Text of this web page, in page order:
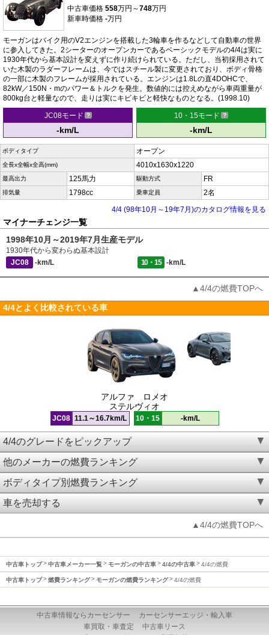
中古車価格 558万円～748万円
新車時価格 -万円
モーガンはバイク用のV2エンジンを搭載した3輪車を作るなどして自動車の世界
に参入してきた。2シーターのオープンカーであるベーシックモデルの4/4は実に
1930年代から基本設計を変えずに作り続けられている。ただし、当初採用されて
いた木製のラダーフレームは、今ではスチール製に変更されており、ボディ骨格
の一部に木製のフレームが採用されている。エンジンは1.8Lの直4DOHCで、
82kW／150N・mのパワー＆トルクを発生。数値的には控えめながら車両重量が
800kg台と軽量なので、走りは実にキビキビと軽快なものとなる。(1998.10)
JC08モード
-km/L
10・15モード
-km/L
ボディタイプ オープン
全長x全幅x全高(mm) 4010x1630x1220
最高出力 125馬力 駆動方式 FR
排気量 1798cc 乗車定員
2名
4/4 (98年10月～19年7月)のカタログ情報を見る
マイナーチェンジ一覧
1998年10月～2019年7月生産モデル
1930年代から変わらぬ基本設計
JC08
-km/L 10・15 -km/L
▲4/4の燃費TOPへ
4/4とよく比較されている車
アルファ ロメオ
ステルヴィオ
JC08 11.1～16.7km/L 10・15 -km/L
4/4のグレードをピックアップ
他のメーカーの燃費ランキング
ボディタイプ別燃費ランキング
車を売却する
▲4/4の燃費TOPへ
中古車トップ 中古車メーカー一覧 モーガンの中古車 4/4の中古車 4/4の燃費
中古車トップ 燃費ランキング モーガンの燃費ランキング 4/4の燃費
中古車情報ならカーセンサー
カーセンサーエッジ・輸入車
車買取・車査定
中古車リース